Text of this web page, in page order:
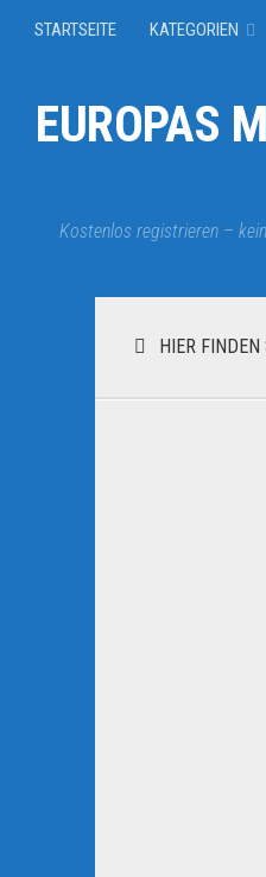
STARTSEITE KATEGORIEN
EUROPAS
Kostenlos registrieren –
HIER FINDEN